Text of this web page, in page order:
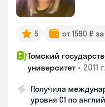
5 от 1590 ₽
Томский
университет • 2011 г.
Получила
уровня C1 по